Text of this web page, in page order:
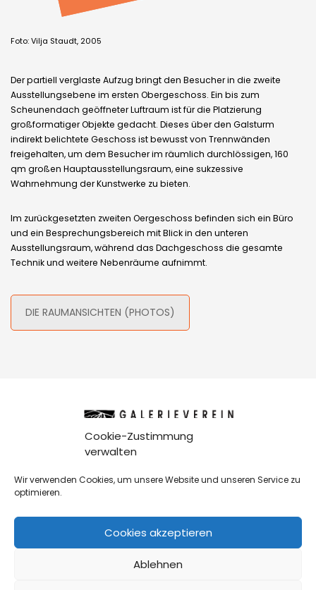
Cookie-Zustimmung
verwalten
Wir verwenden Cookies, um unsere Website und unseren Service zu
optimieren.
Cookies akzeptieren
Ablehnen
Foto: Vilja Staudt, 2005
Der partiell verglaste Aufzug bringt den Besucher in die zweite
Ausstellungsebene im ersten Obergeschoss. Ein bis zum
Scheunendach geöffneter Luftraum ist für die Platzierung
großformatiger Objekte gedacht. Dieses über den Galsturm
indirekt belichtete Geschoss ist bewusst von Trennwänden
freigehalten, um dem Besucher im räumlich durchlössigen, 160
qm großen Hauptausstellungsraum, eine sukzessive
Wahrnehmung der Kunstwerke zu bieten.
Im zurückgesetzten zweiten Oergeschoss befinden sich ein Büro
und ein Besprechungsbereich mit Blick in den unteren
Ausstellungsraum, während das Dachgeschoss die gesamte
Technik und weitere Nebenräume aufnimmt.
DIE RAUMANSICHTEN (PHOTOS)
GALERIEVEREIN LEONBERG E.V.| ZWERCHSTRASSE 27 | 71229 L
TELEFON 07152 399 182
JEWEILS VON 14 BIS 17 UHR